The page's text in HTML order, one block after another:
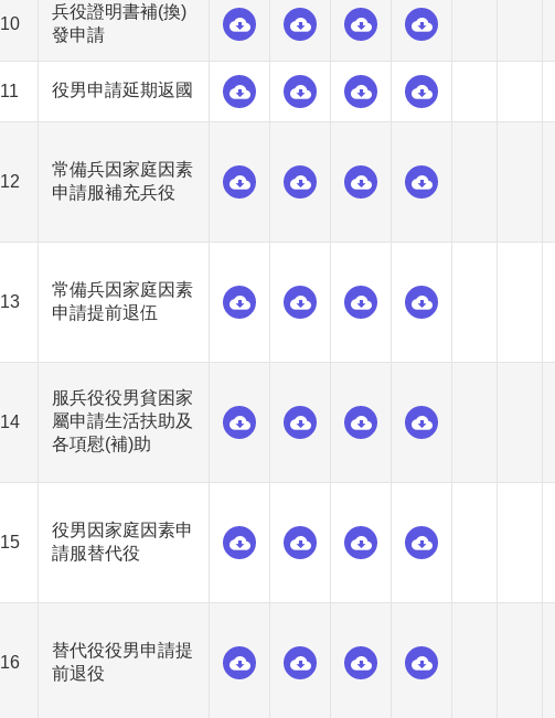
10
兵役證明書補(換)
發申請
11 役男申請延期返國
12
常備兵因家庭因素
申請服補充兵役
13
常備兵因家庭因素
申請提前退伍
14
服兵役役男貧困家
屬申請生活扶助及
各項慰(補)助
15
役男因家庭因素申
請服替代役
16
替代役役男申請提
前退役